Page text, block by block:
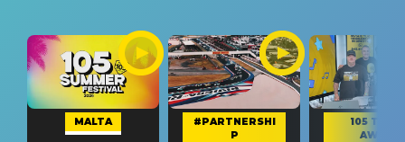
MALTA
#PARTNERSHI
P
105 TAKE
AWAY